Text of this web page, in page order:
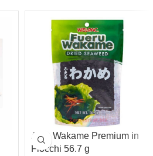
Alga Wakame Premium in
Fiocchi 56.7 g